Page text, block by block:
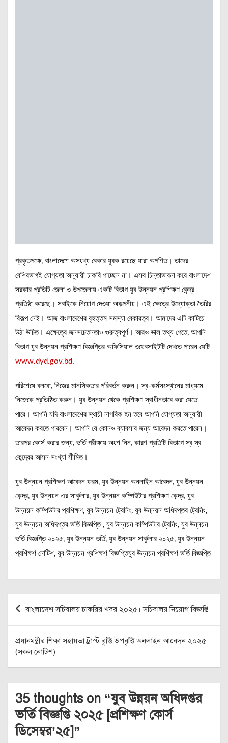
প্রকৃতপক্ষে, বাংলাদেশে অসংখ্য বেকার যুবক রয়েছে যারা অগণিত। তাদের
বেশিরভাগই যোগ্যতা অনুযায়ী চাকরি পাচ্ছেন না। এসব চিন্তাভাবনা করে বাংলাদেশ
সরকার প্রতিটি জেলা ও উপজেলায় একটি বিভাগ যুব উন্নয়ন প্রশিক্ষণ কেন্দ্র
প্রতিষ্ঠা করেছে। সবাইকে নিয়োগ দেওয়া অকল্পনীয়। এই ক্ষেত্রে উদ্যোক্তা তৈরির
বিকল্প নেই। আজ বাংলাদেশের বৃহত্তম সমস্যা বেকারত্ব। আমাদের এটি কাটিয়ে
উঠা উচিত। এক্ষেত্রে জনসচেতনতাও গুরুত্বপূর্ণ। আরও ভাল তথ্য পেতে, আপনি
বিভাগ যুব উন্নয়ন প্রশিক্ষণ বিজ্ঞপ্তির অফিসিয়াল ওয়েবসাইটটি দেখতে পারেন যেটি
www.dyd.gov.bd .
পরিশেষে বলবো, নিজের মানসিকতার পরিবর্তন করুন। স্ব-কর্মসংস্থানের মাধ্যমে
নিজেকে প্রতিষ্ঠিত করুন। যুব উন্নয়ন থেকে প্রশিক্ষণ স্বাধীনভাবে করা যেতে
পারে। আপনি যদি বাংলাদেশের স্থায়ী নাগরিক হন তবে আপনি যোগ্যতা অনুযায়ী
আবেদন করতে পারবেন। আপনি যে কোনও ব্যাবসার জন্য আবেদন করতে পারেন।
তারপর কোর্স করার জন্য, ভর্তি পরীক্ষায় অংশ নিন, কারণ প্রতিটি বিভাগে স্ব স্ব
কেন্দ্রের আসন সংখ্যা সীমিত।
যুব উন্নয়ন প্রশিক্ষণ আবেদন ফরম, যুব উন্নয়ন অনলাইন আবেদন, যুব উন্নয়ন
কেন্দ্র, যুব উন্নয়ন এর সার্কুলার, যুব উন্নয়ন কম্পিউটার প্রশিক্ষণ কেন্দ্র, যুব
উন্নয়ন কম্পিউটার প্রশিক্ষণ, যুব উন্নয়ন ট্রেনিং, যুব উন্নয়ন অধিদপ্তর ট্রেনিং,
যুব উন্নয়ন অধিদপ্তর ভর্তি বিজ্ঞপ্তি , যুব উন্নয়ন কম্পিউটার ট্রেনিং, যুব উন্নয়ন
ভর্তি বিজ্ঞপ্তি ২০২৫, যুব উন্নয়ন ভর্তি, যুব উন্নয়ন সার্কুলার ২০২৫, যুব উন্নয়ন
প্রশিক্ষণ নোটিশ, যুব উন্নয়ন প্রশিক্ষণ বিজ্ঞপ্তিযুব উন্নয়ন প্রশিক্ষণ ভর্তি বিজ্ঞপ্তি
Post
navigation
বাংলাদেশ সচিবালয় চাকরির খবর ২০২৫। সচিবালয় নিয়োগ বিজ্ঞপ্তি
প্রধানমন্ত্রীর শিক্ষা সহায়তা ট্রাস্ট বৃত্তি,উপবৃত্তি অনলাইন আবেদন ২০২৫
(সকল নোটিশ)
35 thoughts on “যুব উন্নয়ন অধিদপ্তর
ভর্তি বিজ্ঞপ্তি ২০২৫ [প্রশিক্ষণ কোর্স
ডিসেম্বর’২৫]”